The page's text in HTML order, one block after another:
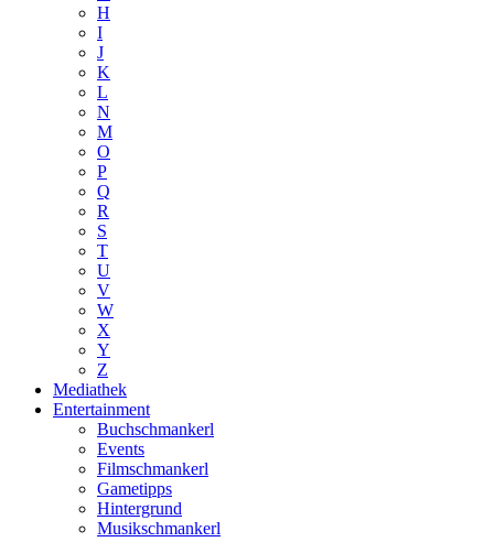
H
I
J
K
L
N
M
O
P
Q
R
S
T
U
V
W
X
Y
Z
Mediathek
Entertainment
Buchschmankerl
Events
Filmschmankerl
Gametipps
Hintergrund
Musikschmankerl